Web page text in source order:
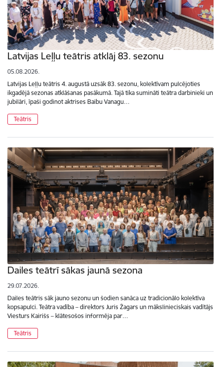
Latvijas Leļļu teātris atklāj 83. sezonu
05.08.2026.
Latvijas Leļļu teātris 4. augustā uzsāk 83. sezonu, kolektīvam pulcējoties
ikgadējā sezonas atklāšanas pasākumā. Tajā tika sumināti teātra darbinieki un
jubilāri, īpaši godinot aktrises Baibu Vanagu…
Teātris
Dailes teātrī sākas jaunā sezona
29.07.2026.
Dailes teātris sāk jauno sezonu un šodien sanāca uz tradicionālo kolektīva
kopsapulci. Teātra vadība – direktors Juris Žagars un mākslinieciskais vadītājs
Viesturs Kairišs – klātesošos informēja par…
Teātris